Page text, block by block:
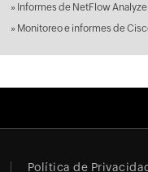
» Informes de NetFlow
» Monitoreo e informes de
Política de